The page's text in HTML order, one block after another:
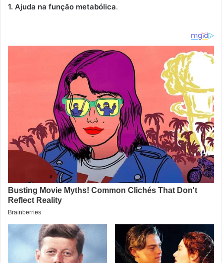
1. Ajuda na função metabólica.